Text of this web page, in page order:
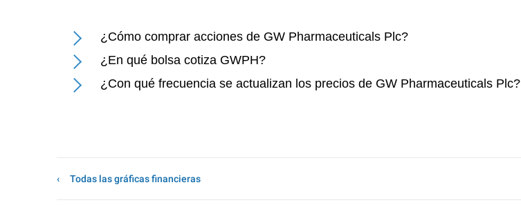
¿Cómo comprar acciones de GW Pharmaceuticals Plc?
¿En qué bolsa cotiza GWPH?
¿Con qué frecuencia se actualizan los precios de GW Pharmaceuticals Plc?
Todas las gráficas financieras